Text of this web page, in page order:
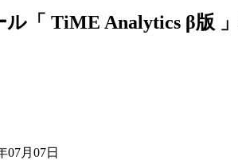
「 TiME Analytics β版
07月07日